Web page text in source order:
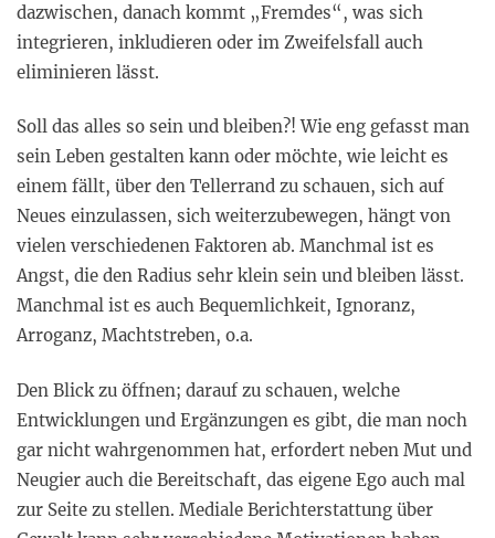
dazwischen, danach kommt „Fremdes“, was sich
integrieren, inkludieren oder im Zweifelsfall auch
eliminieren lässt.
Soll das alles so sein und bleiben?! Wie eng gefasst man
sein Leben gestalten kann oder möchte, wie leicht es
einem fällt, über den Tellerrand zu schauen, sich auf
Neues einzulassen, sich weiterzubewegen, hängt von
vielen verschiedenen Faktoren ab. Manchmal ist es
Angst, die den Radius sehr klein sein und bleiben lässt.
Manchmal ist es auch Bequemlichkeit, Ignoranz,
Arroganz, Machtstreben, o.a.
Den Blick zu öffnen; darauf zu schauen, welche
Entwicklungen und Ergänzungen es gibt, die man noch
gar nicht wahrgenommen hat, erfordert neben Mut und
Neugier auch die Bereitschaft, das eigene Ego auch mal
zur Seite zu stellen. Mediale Berichterstattung über